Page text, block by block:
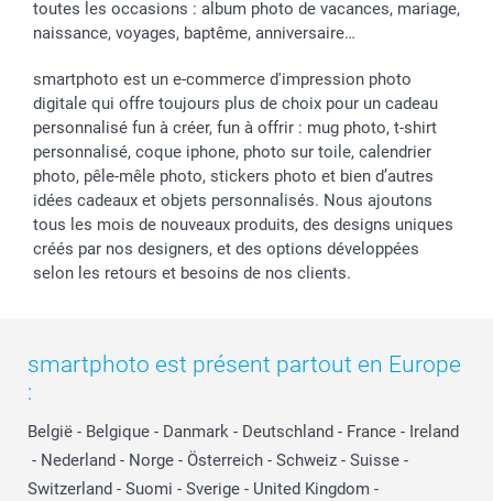
toutes les occasions : album photo de vacances, mariage,
naissance, voyages, baptême, anniversaire…
smartphoto est un e-commerce d'impression photo
digitale qui offre toujours plus de choix pour un cadeau
personnalisé fun à créer, fun à offrir : mug photo, t-shirt
personnalisé, coque iphone, photo sur toile, calendrier
photo, pêle-mêle photo, stickers photo et bien d’autres
idées cadeaux et objets personnalisés. Nous ajoutons
tous les mois de nouveaux produits, des designs uniques
créés par nos designers, et des options développées
selon les retours et besoins de nos clients.
smartphoto est présent partout en Europe
:
België - Belgique - Danmark - Deutschland - France - Ireland
- Nederland - Norge - Österreich - Schweiz - Suisse -
Switzerland - Suomi - Sverige - United Kingdom -